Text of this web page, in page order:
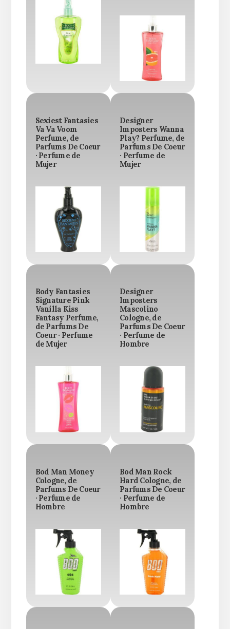
Sexiest Fantasies
Va Va Voom
Perfume, de
Parfums De Coeur
· Perfume de
Mujer
Designer
Imposters Wanna
Play? Perfume, de
Parfums De Coeur
· Perfume de
Mujer
Body Fantasies
Signature Pink
Vanilla Kiss
Fantasy Perfume,
de Parfums De
Coeur · Perfume
de Mujer
Designer
Imposters
Mascolino
Cologne, de
Parfums De Coeur
· Perfume de
Hombre
Bod Man Money
Cologne, de
Parfums De Coeur
· Perfume de
Hombre
Bod Man Rock
Hard Cologne, de
Parfums De Coeur
· Perfume de
Hombre